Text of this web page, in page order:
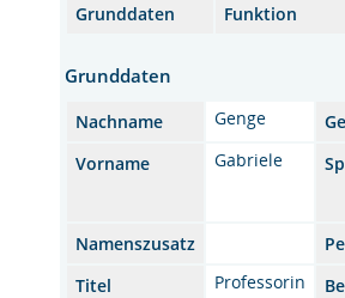
Grunddaten Funktion
Grunddaten
Nachname Genge
Vorname
Gabriele
Namenszusatz
Titel
Professorin